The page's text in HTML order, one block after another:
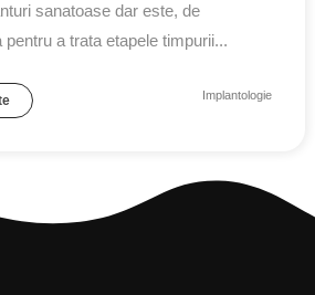
sanatoase dar este, de
a trata etapele timpurii...
Implantologie